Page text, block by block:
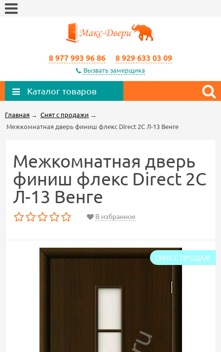
8 977 993 96 86 8 929 633 03 09
Вызвать замерщика
Каталог товаров
Главная → Снят с продажи →
Межкомнатная дверь финиш флекс Direct 2С Л-13 Венге
Межкомнатная дверь
финиш флекс Direct 2С
Л-13 Венге
В избранное
СНЯТ С ПРОДАЖ